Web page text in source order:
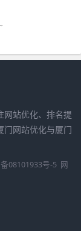
网站优化、排名提
门网站优化与厦门
08101933号-5 网